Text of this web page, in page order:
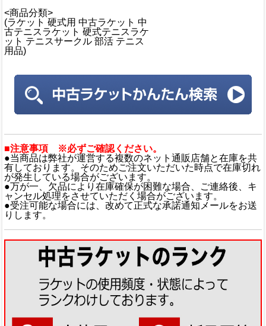
<商品分類>
(ラケット 硬式用 中古ラケット 中
古テニスラケット 硬式テニスラケ
ット テニスサークル 部活 テニス
用品)
■注意事項 ※必ずご確認ください。
●当商品は弊社が運営する複数のネット通販店舗と在庫を共
有しております。そのためご注文いただいた時点で在庫切れ
が発生している場合がございます。
●万が一、欠品により在庫確保が困難な場合、ご連絡後、キ
ャンセル処理をさせていただく場合がございます。
●受注可能な場合には、改めて正式な承諾通知メールをお送
りします。